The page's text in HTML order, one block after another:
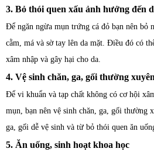
3. Bỏ thói quen xấu ảnh hưởng đến
Để ngăn ngừa mụn trứng cá đỏ bạn nên bỏ
cằm, má và sờ tay lên da mặt. Điều đó có
xâm nhập và gây hại cho da.
4. Vệ sinh chăn, ga, gối thường xuyên
Để vi khuẩn và tạp chất không có cơ hội
mụn, bạn nên vệ sinh chăn, ga, gối thường
ga, gối dễ vệ sinh và từ bỏ thói quen ăn
5. Ăn uống, sinh hoạt khoa học